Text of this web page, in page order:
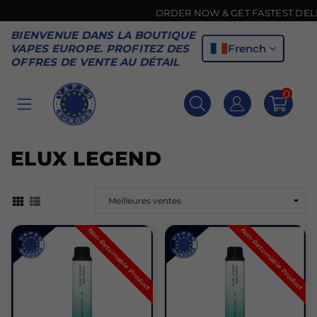
ORDER NOW & GET FASTEST
BIENVENUE DANS LA BOUTIQUE
VAPES EUROPE. PROFITEZ DES
OFFRES DE VENTE AU DÉTAIL
French
VAPES
0
ELUX LEGEND
Non-Returnable Product Non-Returnable Product